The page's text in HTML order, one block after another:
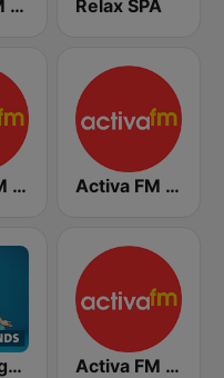
Fiesta FM - Levante Relax SPA
Activa FM Valencia Activa FM - Elche
RPR1. Yoga Sounds Activa FM - Alicante